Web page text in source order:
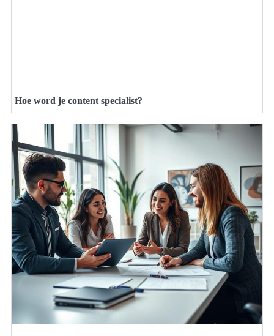
Hoe word je content specialist?